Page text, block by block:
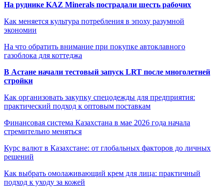
На руднике KAZ Minerals пострадали шесть рабочих
Как меняется культура потребления в эпоху разумной
экономии
На что обратить внимание при покупке автоклавного
газоблока для коттеджа
В Астане начали тестовый запуск LRT после многолетней
стройки
Как организовать закупку спецодежды для предприятия:
практический подход к оптовым поставкам
Финансовая система Казахстана в мае 2026 года начала
стремительно меняться
Курс валют в Казахстане: от глобальных факторов до личных
решений
Как выбрать омолаживающий крем для лица: практичный
подход к уходу за кожей